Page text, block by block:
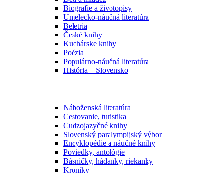
Biografie a životopisy
Umelecko-náučná literatúra
Beletria
České knihy
Kuchárske knihy
Poézia
Populárno-náučná literatúra
História – Slovensko
Náboženská literatúra
Cestovanie, turistika
Cudzojazyčné knihy
Slovenský paralympijský výbor
Encyklopédie a náučné knihy
Poviedky, antológie
Básničky, hádanky, riekanky
Kroniky